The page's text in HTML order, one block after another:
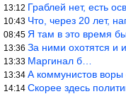
13:12 Граблей нет, есть
10:43 Что, через 20 лет,
08:45 Я там в это время
13:36 За ними охотятся и
13:33 Маргинал б…
13:34 А коммунистов
14:14 Скорее здесь